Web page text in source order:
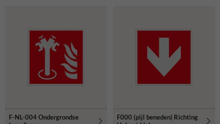
F-NL-004 Ondergrondse
F000 (pijl beneden) Richting